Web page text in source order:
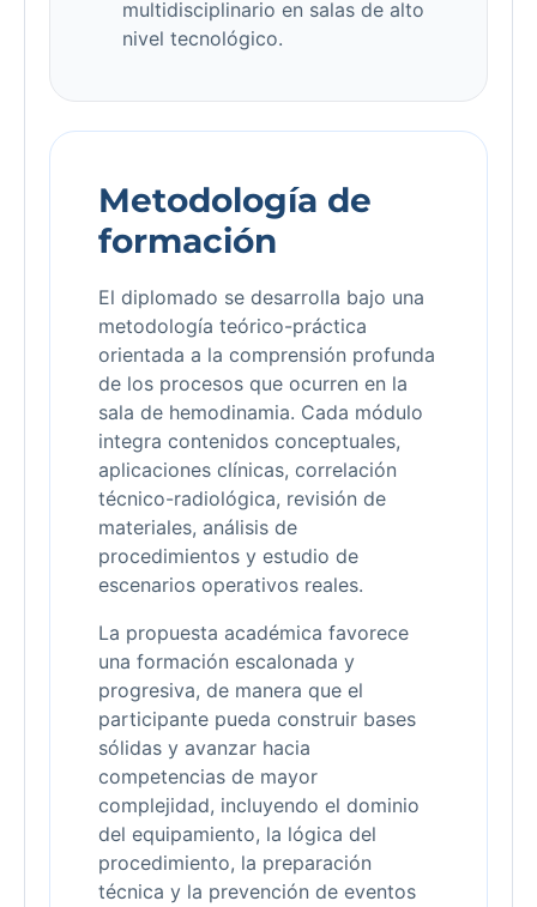
multidisciplinario en salas de alto
nivel tecnológico.
Metodología de
formación
El diplomado se desarrolla bajo una
metodología teórico-práctica
orientada a la comprensión profunda
de los procesos que ocurren en la
sala de hemodinamia. Cada módulo
integra contenidos conceptuales,
aplicaciones clínicas, correlación
técnico-radiológica, revisión de
materiales, análisis de
procedimientos y estudio de
escenarios operativos reales.
La propuesta académica favorece
una formación escalonada y
progresiva, de manera que el
participante pueda construir bases
sólidas y avanzar hacia
competencias de mayor
complejidad, incluyendo el dominio
del equipamiento, la lógica del
procedimiento, la preparación
técnica y la prevención de eventos